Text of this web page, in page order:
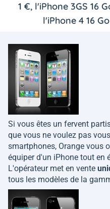
1 €, l'iPhone 3GS 16
l'iPhone 4 16
Si vous êtes un fervent
que vous ne voulez pas
smartphones, Orange vous
équiper d'un iPhone tout en
L'opérateur met en vente
tous les modèles de la